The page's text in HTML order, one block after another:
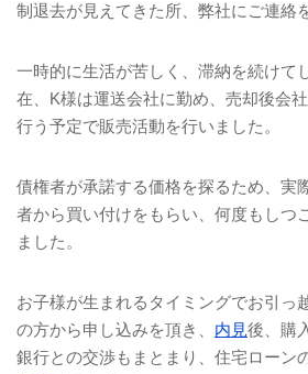
制退去が見えてきた所、弊社にご連絡
一時的に生活が苦しく、滞納を続けて
在、 K様は運送会社に勤め、売却後会
行う予定で販売活動を行いました。
債権者が承諾する価格を探るため、実
者から買い付けをもらい、何度もしつ
ました。
お子様が生まれるタイミングでお引っ
の方から申し込みを頂き、 内見後、購
銀行との交渉もまとまり、住宅ローン